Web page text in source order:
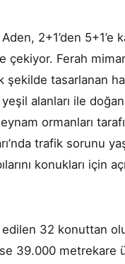
2+1’den
çekiyor. Ferah
tasarlanan
alanları ile
ormanları
trafik sorunu
konukları için
32 konuttan
39.000